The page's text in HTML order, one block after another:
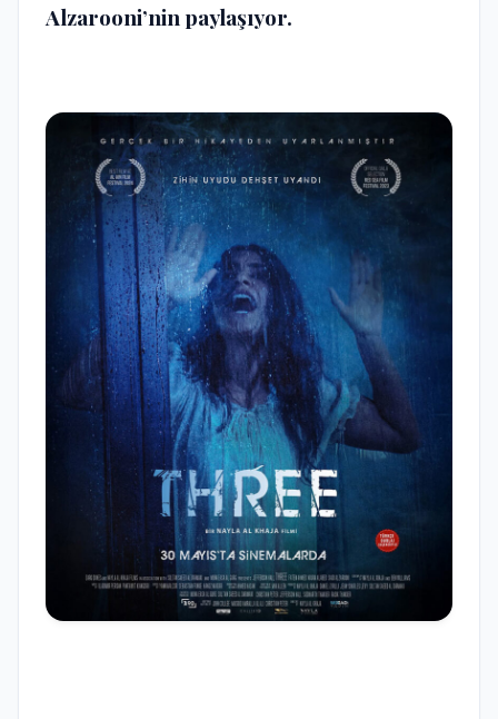
Alzarooni’nin paylaşıyor.